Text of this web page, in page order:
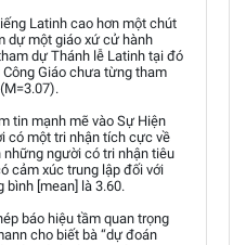
Latinh cao hơn một chút
dự một giáo xứ cử hành
dự Thánh lễ Latinh tại đó
Giáo chưa từng tham
tin mạnh mẽ vào Sự Hiện
có một tri nhận tích cực về
người có tri nhận tiêu
cảm xúc trung lập đối với
[mean] là 3.60.
báo hiệu tầm quan trọng
cho biết bà “dự đoán